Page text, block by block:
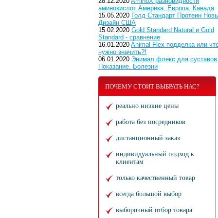
аминокислот Америка, Европа, Канада
15.05.2020 Голд Стандарт Протеин
Дизайн США
15.02.2020 Gold Standard Natural и Gold
Standard - сравнение
16.01.2020 Animal Flex подделка или
нужно значить?!
06.01.2020 Энимал флекс для суставов.
Показание. Болезни
ПОЧЕМУ СТОИТ ВЫБРАТЬ НАС?
реально низкие цены
работа без посредников
дистанционный заказ
индивидуальный подход к
клиентам
только качественный товар
всегда большой выбор
выборочный отбор товара